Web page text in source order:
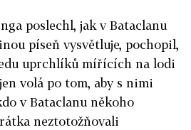
poslechl, jak v Bataclanu
píseň vysvětluje, pochopil,
uprchlíků mířících na lodi
volá po tom, aby s nimi
v Bataclanu někoho
neztotožňovali